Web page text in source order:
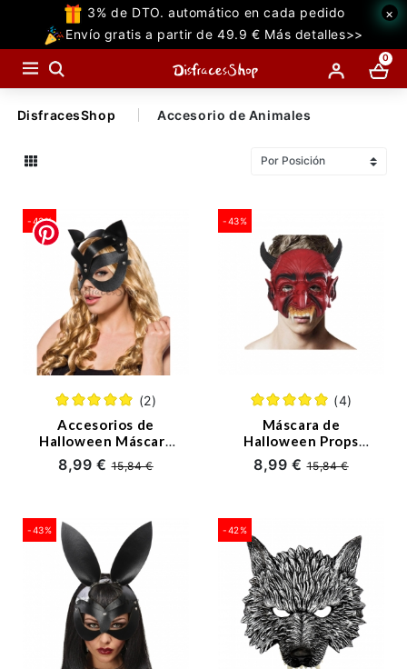
3% de DTO. automático en cada pedido
Envío gratis a partir de 49.9 € Más detalles>>
×
0
TODAS
LAS
CATEGORIAS
Temáticas
Accesorios
Decoraciones
Miedo
Superhéroe
Manga y Anime
Navidad
Pelucas
Halloween
DisfracesShop Accesorio de Animales
-43%
(2)
Accesorios de
Halloween Máscara
de Cabeza de Gato
Adulto
8,99 €15,84 €
-43%
(4)
Máscara de
Halloween Props
Rojo Gorefiend
8,99 €15,84 €
-43% -42%